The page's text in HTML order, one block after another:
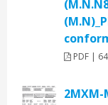
PDF |
2MXM-